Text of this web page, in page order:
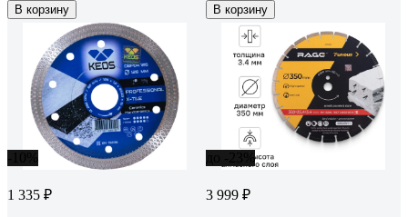
В корзину В корзину
1 335 ₽ 3 999 ₽